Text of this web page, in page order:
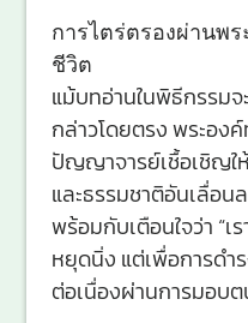
การไตร่ตรองผ่านพ
ชีวิต
แม้บทอ่านในพิธีกรรม
กล่าวโดยตรง พระอง
ปัญญาจารย์เชื้อเชิญใ
และธรรมชาติอันเลื่อ
พร้อมกับเตือนใจว่า “เ
หยุดนิ่ง แต่เพื่อการดำ
ต่อเนื่องผ่านการมอบ